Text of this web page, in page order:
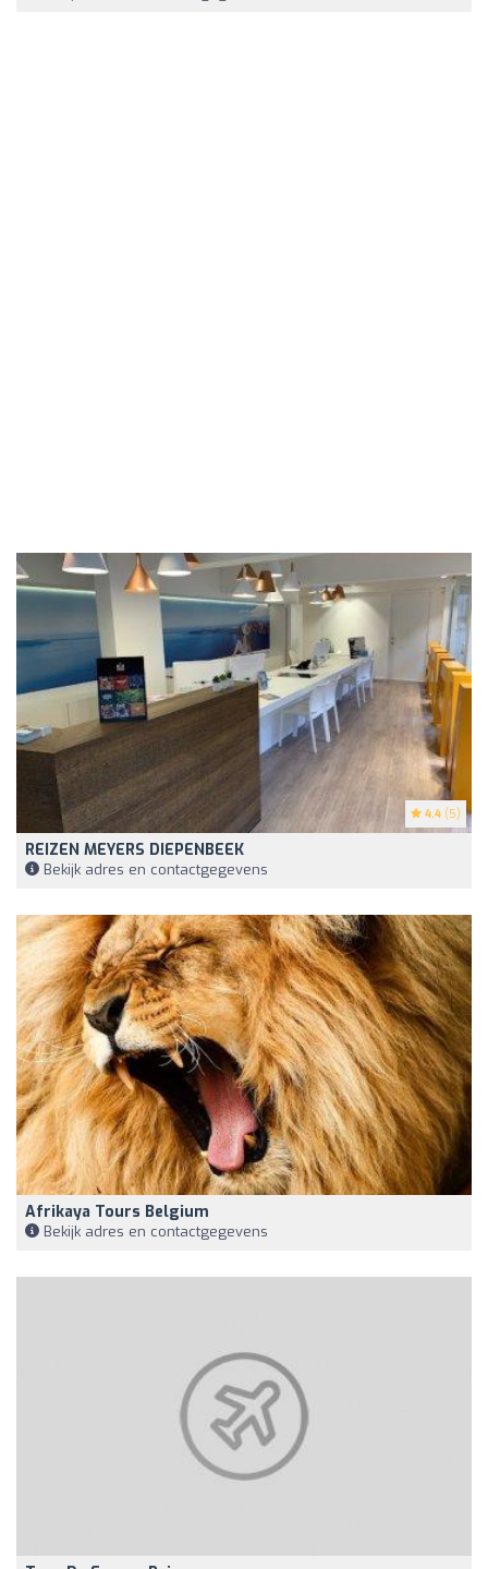
4.4 (5)
REIZEN MEYERS DIEPENBEEK
Bekijk adres en contactgegevens
Afrikaya Tours Belgium
Bekijk adres en contactgegevens